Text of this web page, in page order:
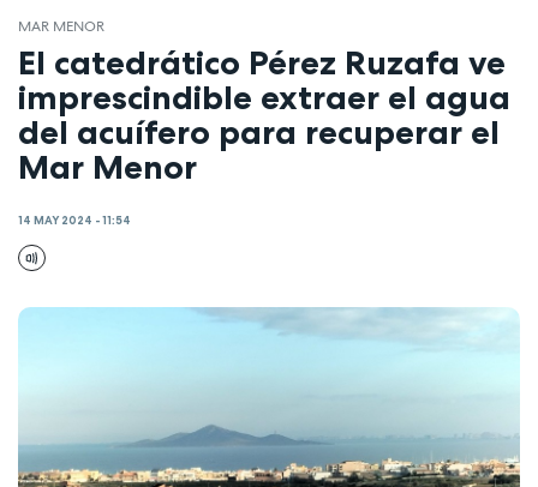
MAR MENOR
El catedrático Pérez Ruzafa ve
imprescindible extraer el agua
del acuífero para recuperar el
Mar Menor
14 MAY 2024 - 11:54